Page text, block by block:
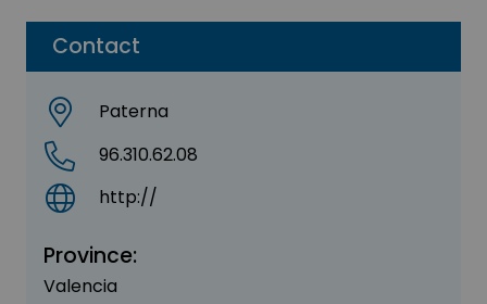
Contact
Paterna
96.310.62.08
http://
Province:
Valencia